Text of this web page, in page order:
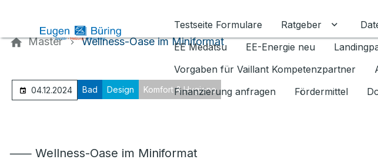
Testseite Formulare
Ratgeber
EE Medatsu
EE-Energie neu
Vorgaben für Vaillant Kompetenzpartner
Finanzierung anfragen
Fördermittel
Master Wellness-Oase im Miniformat
04.12.2024 Bad Design Komfort & Hygiene
⸺ Wellness-Oase im Miniformat